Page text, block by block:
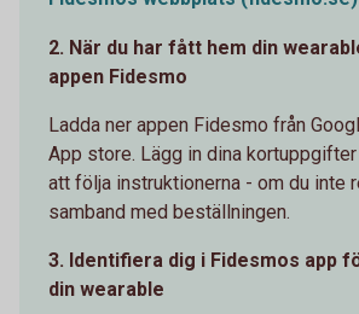
2. När du har fått hem din
appen Fidesmo
Ladda ner appen Fidesmo från
App store. Lägg in dina
att följa instruktionerna - om du inte
samband med beställningen.
3. Identifiera dig i Fidesmos app
din wearable